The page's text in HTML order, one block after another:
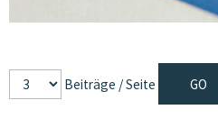
Beiträge / Seite